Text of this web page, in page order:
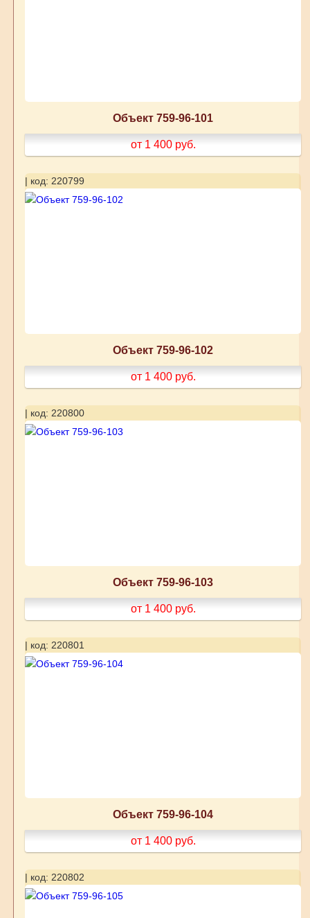
Объект 759-96-101
от 1 400 руб.
| код: 220799
Объект 759-96-102
от 1 400 руб.
| код: 220800
Объект 759-96-103
от 1 400 руб.
| код: 220801
Объект 759-96-104
от 1 400 руб.
| код: 220802